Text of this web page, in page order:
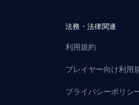
法務・法律関連
利用規約
プレイヤー向け利用
プライバシーポリシ